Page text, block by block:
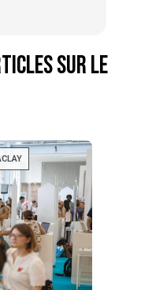
sur le